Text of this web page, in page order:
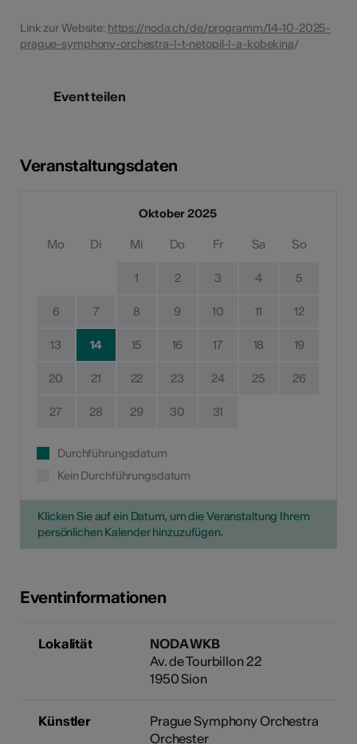
Link zur Website: https://noda.ch/de/programm/14-10-2025-
prague-symphony-orchestra-ǀ-t-netopil-ǀ-a-kobekina/
Event teilen
Veranstaltungsdaten
Oktober 2025
Mo Di Mi Do Fr Sa So
1 2 3 4 5
6 7 8 9 10 11 12
13 14 15 16 17 18 19
20 21 22 23 24 25 26
27 28 29 30 31
Durchführungsdatum
Kein Durchführungsdatum
Klicken Sie auf ein Datum, um die Veranstaltung Ihrem
persönlichen Kalender hinzuzufügen.
Eventinformationen
Lokalität
NODA WKB
Av. de Tourbillon 22
1950 Sion
Künstler
Prague Symphony Orchestra
Orchester